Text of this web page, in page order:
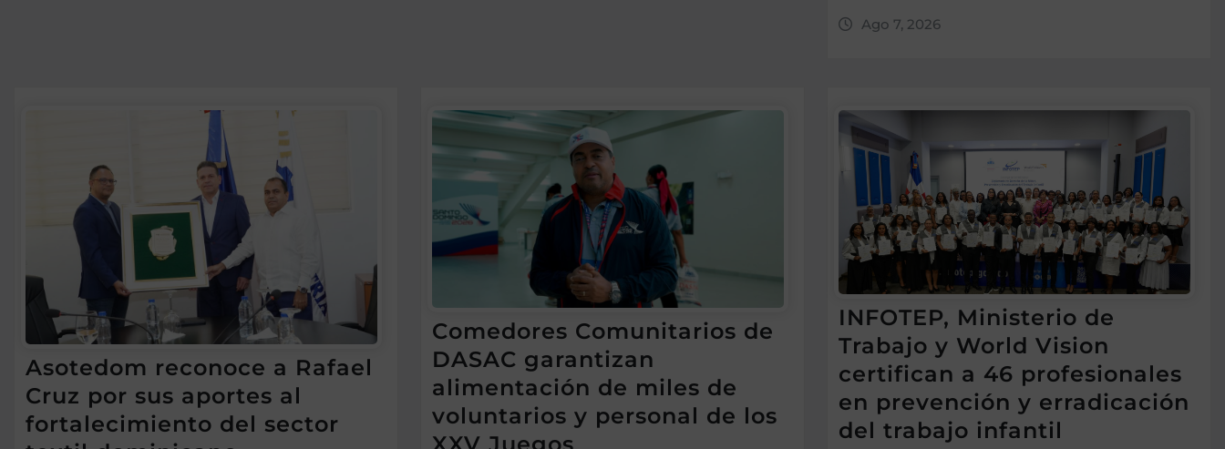
Ago 7, 2026
Asotedom reconoce a Rafael
Cruz por sus aportes al
fortalecimiento del sector
Comedores Comunitarios de
DASAC garantizan
alimentación de miles de
voluntarios y personal de los
INFOTEP, Ministerio de
Trabajo y World Vision
certifican a 46 profesionales
en prevención y erradicación
del trabajo infantil